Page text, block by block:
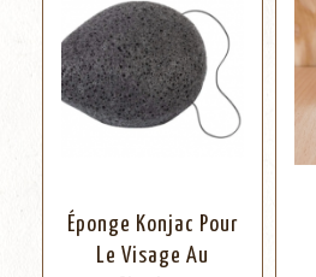
Éponge Konjac Pour
Le Visage Au